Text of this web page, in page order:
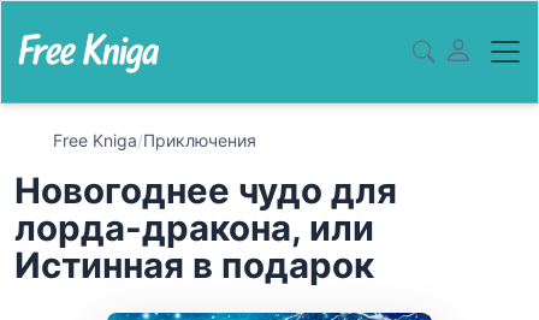
Free Kniga/Приключения
Новогоднее чудо для
лорда-дракона, или
Истинная в подарок